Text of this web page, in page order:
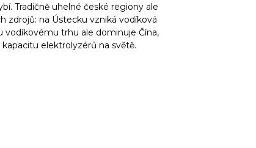
Tradičně uhelné české regiony ale
zdrojů: na Ústecku vzniká vodíková
vodíkovému trhu ale dominuje Čína,
elektrolyzérů na světě.